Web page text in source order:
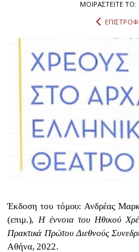
ΜΟΙΡΑΣΤEIΤΕ ΤΟ:
Έκδοση του τόμου:Ανδρέας
(επιμ.), Η έννοια τουΗθικού
Πρακτικά Πρώτου Διεθνούς
Αθήνα, 2022.